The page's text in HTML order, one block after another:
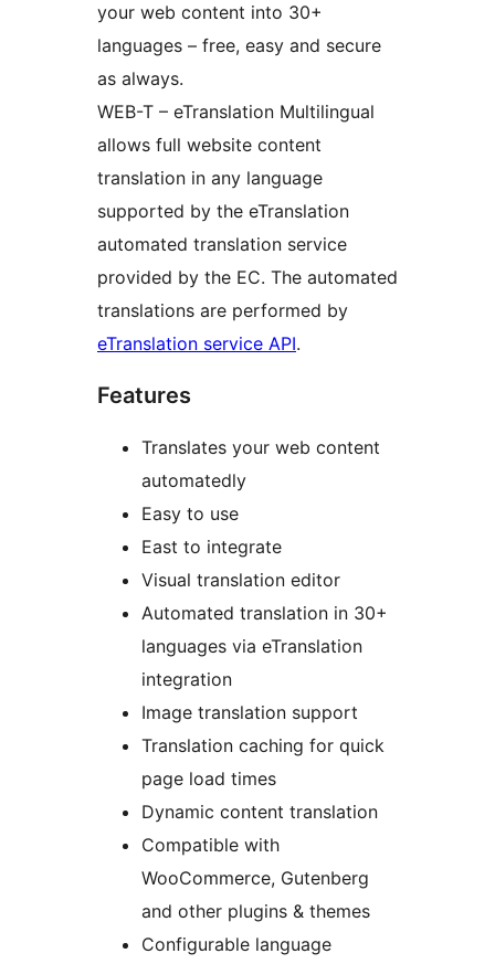
your web content into 30+
languages – free, easy and secure
as always.
WEB-T – eTranslation Multilingual
allows full website content
translation in any language
supported by the eTranslation
automated translation service
provided by the EC. The automated
translations are performed by
eTranslation service API.
Features
Translates your web content
automatedly
Easy to use
East to integrate
Visual translation editor
Automated translation in 30+
languages via eTranslation
integration
Image translation support
Translation caching for quick
page load times
Dynamic content translation
Compatible with
WooCommerce, Gutenberg
and other plugins & themes
Configurable language